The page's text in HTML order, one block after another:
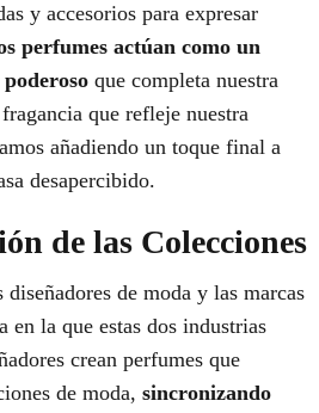
y accesorios para expresar
perfumes actúan como un
que completa nuestra
que refleje nuestra
añadiendo un toque final a
desapercibido.
de las Colecciones
de moda y las marcas
en la que estas dos industrias
crean perfumes que
de moda, sincronizando